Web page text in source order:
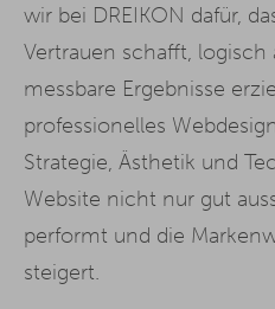
wir bei DREIKON dafür,
Vertrauen schafft, logisch
messbare Ergebnisse
professionelles
Strategie, Ästhetik und
Website nicht nur gut
performt und die
steigert.